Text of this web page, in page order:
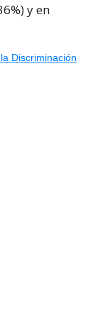
y en
Discriminación